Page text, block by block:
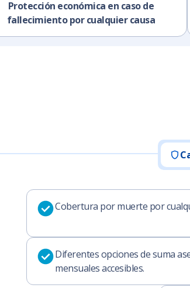
Protección económica en caso de
fallecimiento por cualquier causa
Cobertura por muerte por
Diferentes opciones de suma
mensuales accesibles.